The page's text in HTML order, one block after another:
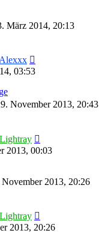
März 2014, 20:13
Alexxx
03:53
November 2013, 20:43
Lightray
2013, 00:03
2013, 20:26
Lightray
2013, 20:26